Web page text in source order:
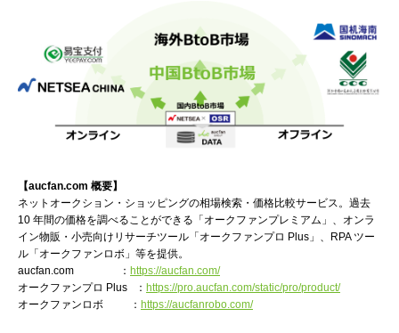
【aucfan.com 概要】
ネットオークション・ショッピングの相場検索・価格比較サービス。過去
10 年間の価格を調べることができる「オークファンプレミアム」、オンラ
イン物販・小売向けリサーチツール「オークファンプロ Plus」、RPA ツー
ル「オークファンロボ」等を提供。
aucfan.com ： https://aucfan.com/
オークファンプロ Plus ： https://pro.aucfan.com/static/pro/product/
オークファンロボ ： https://aucfanrobo.com/